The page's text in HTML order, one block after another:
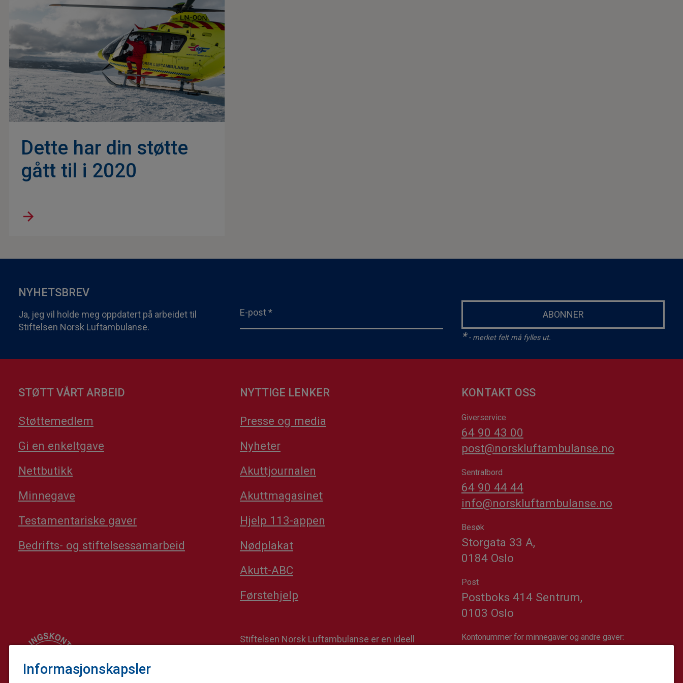
Informasjonskapsler
Dette har din støtte
gått til i 2020
NYHETSBREV
Ja, jeg vil holde meg oppdatert på arbeidet til
Stiftelsen Norsk Luftambulanse.
E-post* ABONNER
*- merket felt må fylles ut.
STØTT VÅRT ARBEID
Støttemedlem
Gi en enkeltgave
Nettbutikk
Minnegave
Testamentariske gaver
Bedrifts- og stiftelsessamarbeid
NYTTIGE LENKER
Presse og media
Nyheter
Akuttjournalen
Akuttmagasinet
Hjelp 113-appen
Nødplakat
Akutt-ABC
Førstehjelp
KONTAKT OSS
Giverservice
64 90 43 00
post@norskluftambulanse.no
Sentralbord
64 90 44 44
info@norskluftambulanse.no
Besøk
Storgata 33 A,
0184 Oslo
Post
Postboks 414 Sentrum,
0103 Oslo
Kontonummer for minnegaver og andre gaver:
Stiftelsen Norsk Luftambulanse er en ideell